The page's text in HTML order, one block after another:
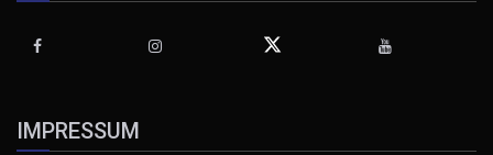
IMPRESSUM